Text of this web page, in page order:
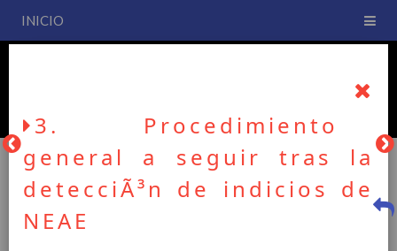
INICIO
PLAN DE CENTRO
3. Procedimiento
general a seguir tras la
detecciÃ³n de indicios de
NEAE